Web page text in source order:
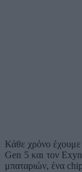
Κάθε χρόνο έχουμε
Gen 5 και τον
μπαταριών, ένα